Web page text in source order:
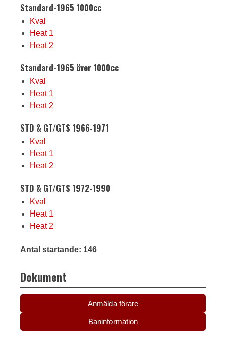
Standard-1965 1000cc
Kval
Heat 1
Heat 2
Standard-1965 över 1000cc
Kval
Heat 1
Heat 2
STD & GT/GTS 1966-1971
Kval
Heat 1
Heat 2
STD & GT/GTS 1972-1990
Kval
Heat 1
Heat 2
Antal startande: 146
Dokument
Anmälda förare
Baninformation